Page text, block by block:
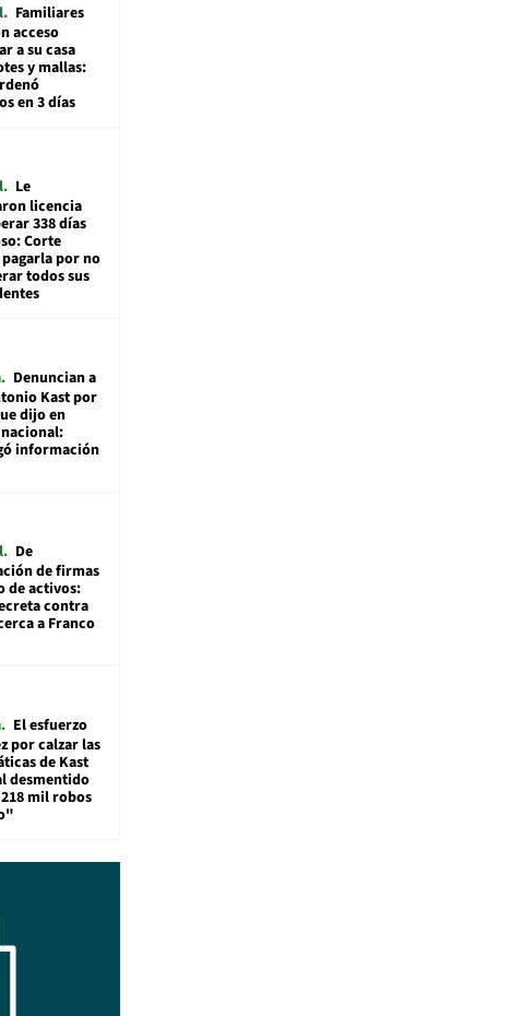
Familiares
acceso
a su casa
y mallas:
en 3 días
Le
licencia
338 días
Corte
por no
todos sus
Denuncian a
Kast por
dijo en
información
De
de firmas
de activos:
contra
a Franco
El esfuerzo
por calzar las
de Kast
desmentido
mil robos